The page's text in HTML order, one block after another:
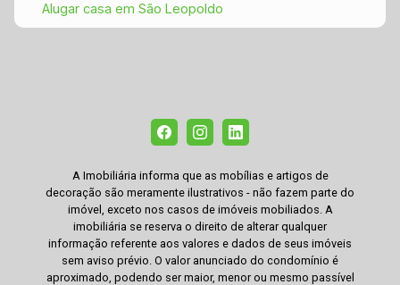
Alugar casa em São Leopoldo
A Imobiliária informa que as mobílias e artigos de
decoração são meramente ilustrativos - não fazem parte do
imóvel, exceto nos casos de imóveis mobiliados. A
imobiliária se reserva o direito de alterar qualquer
informação referente aos valores e dados de seus imóveis
sem aviso prévio. O valor anunciado do condomínio é
aproximado, podendo ser maior, menor ou mesmo passível